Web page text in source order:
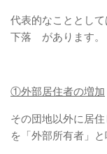
代表的なこととし
下落 があります。
①外部居住者の増加
その団地以外に居
を「外部所有者」と